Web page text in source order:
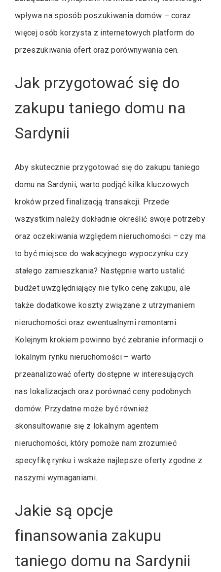
wpływa na sposób poszukiwania domów – coraz
więcej osób korzysta z internetowych platform do
przeszukiwania ofert oraz porównywania cen.
Jak przygotować się do
zakupu taniego domu na
Sardynii
Aby skutecznie przygotować się do zakupu taniego
domu na Sardynii, warto podjąć kilka kluczowych
kroków przed finalizacją transakcji. Przede
wszystkim należy dokładnie określić swoje potrzeby
oraz oczekiwania względem nieruchomości – czy ma
to być miejsce do wakacyjnego wypoczynku czy
stałego zamieszkania? Następnie warto ustalić
budżet uwzględniający nie tylko cenę zakupu, ale
także dodatkowe koszty związane z utrzymaniem
nieruchomości oraz ewentualnymi remontami.
Kolejnym krokiem powinno być zebranie informacji o
lokalnym rynku nieruchomości – warto
przeanalizować oferty dostępne w interesujących
nas lokalizacjach oraz porównać ceny podobnych
domów. Przydatne może być również
skonsultowanie się z lokalnym agentem
nieruchomości, który pomoże nam zrozumieć
specyfikę rynku i wskaże najlepsze oferty zgodne z
naszymi wymaganiami.
Jakie są opcje
finansowania zakupu
taniego domu na Sardynii